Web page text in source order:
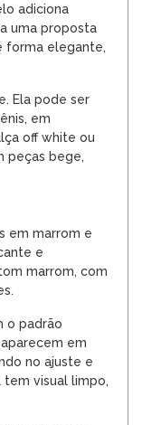
adiciona
uma proposta
forma elegante,
Ela pode ser
em
off white ou
peças bege,
em marrom e
e
marrom, com
o padrão
em
no ajuste e
visual limpo,